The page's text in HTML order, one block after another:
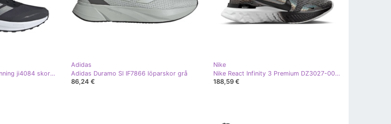
Adidas runfalcon 5 tr running ji4084 skor grå
Adidas
Adidas Duramo Sl IF7866 löparskor grå
86,24 €
Nike
Nike React Infinity 3 Premium DZ3027-001 Löpskor grå
188,59 €